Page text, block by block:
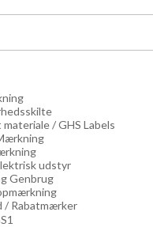
materiale / GHS Labels
udstyr
Genbrug
/ Rabatmærker